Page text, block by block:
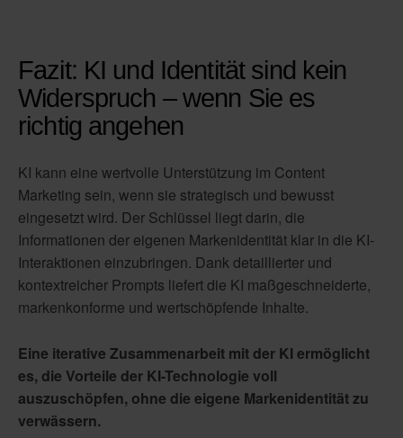
Fazit: KI und Identität sind kein
Widerspruch – wenn Sie es
richtig angehen
KI kann eine wertvolle Unterstützung im Content
Marketing sein, wenn sie strategisch und bewusst
eingesetzt wird. Der Schlüssel liegt darin, die
Informationen der eigenen Markenidentität klar in die KI-
Interaktionen einzubringen. Dank detaillierter und
kontextreicher Prompts liefert die KI maßgeschneiderte,
markenkonforme und wertschöpfende Inhalte.
Eine iterative Zusammenarbeit mit der KI ermöglicht
es, die Vorteile der KI-Technologie voll
auszuschöpfen, ohne die eigene Markenidentität zu
verwässern.